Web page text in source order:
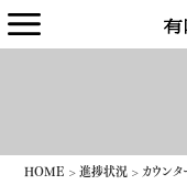
HOME > 進捗状況 > カウン